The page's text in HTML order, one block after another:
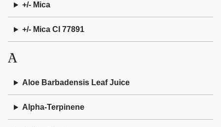
+/- Mica
+/- Mica CI 77891
A
Aloe Barbadensis Leaf Juice
Alpha-Terpinene